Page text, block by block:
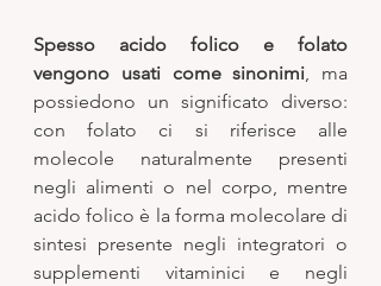
Spesso acido folico e folato
vengono usati come sinonimi, ma
possiedono un significato diverso:
con folato ci si riferisce alle
molecole naturalmente presenti
negli alimenti o nel corpo, mentre
acido folico è la forma molecolare di
sintesi presente negli integratori o
supplementi vitaminici e negli